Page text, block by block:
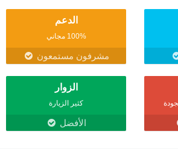
الدعم
100% مجاني
مشرفون مستمعون
الزوار
كثير الزيارة
الأفضل